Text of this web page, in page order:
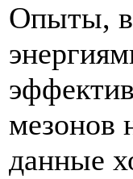
Опыты,
мезонов
данные